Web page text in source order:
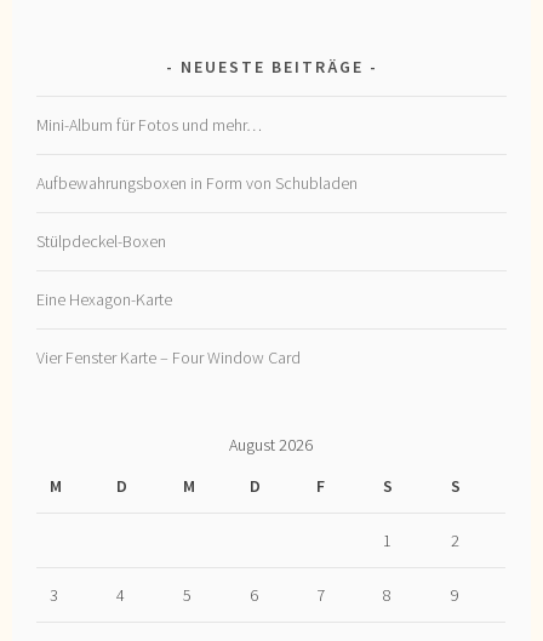
NEUESTE BEITRÄGE
Mini-Album für Fotos und mehr…
Aufbewahrungsboxen in Form von Schubladen
Stülpdeckel-Boxen
Eine Hexagon-Karte
Vier Fenster Karte – Four Window Card
August 2026
M
D M D F S S
1 2
3 4 5 6 7 8 9